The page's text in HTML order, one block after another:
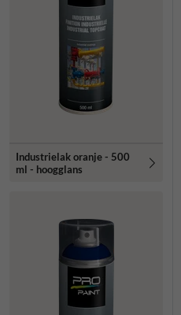
Industrielak oranje - 500
ml - hoogglans